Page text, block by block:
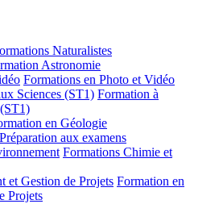
Naturalistes
Astronomie
Formations en Photo et Vidéo
Sciences (ST1) Formation à
en Géologie
Préparation aux examens
Formations Chimie et
et Gestion de Projets Formation en
Projets